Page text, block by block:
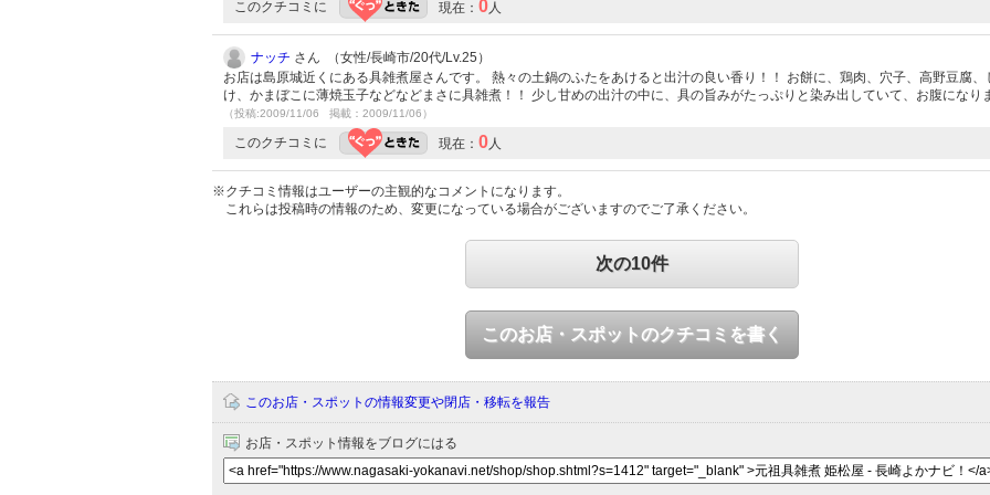
このクチコミに 現在： 0人
ナッチ さん （女性/長崎市/20代/Lv.25）
お店は島原城近くにある具雑煮屋さんです。 熱々の土鍋のふたをあけると出汁の良い香り！！ お餅に、鶏肉、穴子、高野豆腐、
け、かまぼこに薄焼玉子などなどまさに具雑煮！！ 少し甘めの出汁の中に、具の旨みがたっぷりと染み出していて、お腹になり
（投稿:2009/11/06 掲載：2009/11/06）
このクチコミに 現在： 0人
※クチコミ情報はユーザーの主観的なコメントになります。
これらは投稿時の情報のため、変更になっている場合がございますのでご了承ください。
次の10件
このお店・スポットのクチコミを書く
このお店・スポットの情報変更や閉店・移転を報告
お店・スポット情報をブログにはる